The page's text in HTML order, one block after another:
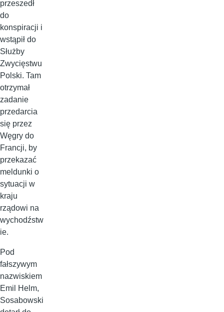
przeszedł
do
konspiracji i
wstąpił do
Służby
Zwycięstwu
Polski. Tam
otrzymał
zadanie
przedarcia
się przez
Węgry do
Francji, by
przekazać
meldunki o
sytuacji w
kraju
rządowi na
wychodźstw
ie.
Pod
fałszywym
nazwiskiem
Emil Helm,
Sosabowski